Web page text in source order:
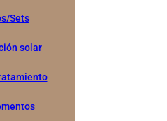
Sets
solar